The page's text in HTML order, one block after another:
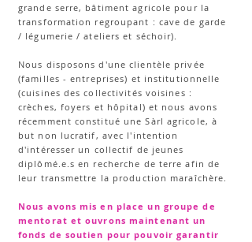
grande serre, bâtiment agricole pour la
transformation regroupant : cave de garde
/ légumerie / ateliers et séchoir).
Nous disposons d'une clientèle privée
(familles - entreprises) et institutionnelle
(cuisines des collectivités voisines :
crèches, foyers et hôpital) et nous avons
récemment constitué une Sàrl agricole, à
but non lucratif, avec l'intention
d'intéresser un collectif de jeunes
diplômé.e.s en recherche de terre afin de
leur transmettre la production maraîchère.
Nous avons mis en place un groupe de
mentorat et ouvrons maintenant un
fonds de soutien pour pouvoir garantir